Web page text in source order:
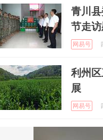
青川
节走
网易号
利州
展
网易号